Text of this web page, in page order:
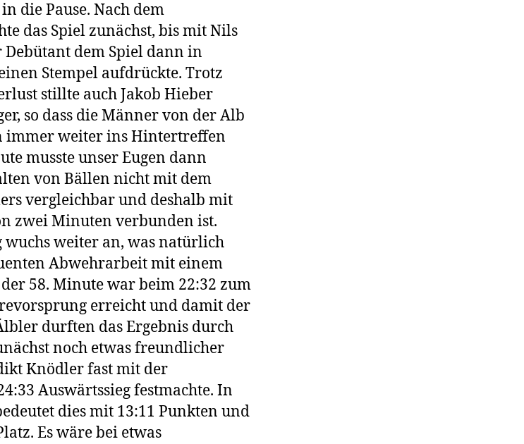
die Pause. Nach dem
das Spiel zunächst, bis mit Nils
dem Spiel dann in
Stempel aufdrückte. Trotz
stillte auch Jakob Hieber
so dass die Männer von der Alb
immer weiter ins Hintertreffen
musste unser Eugen dann
von Bällen nicht mit dem
vergleichbar und deshalb mit
zwei Minuten verbunden ist.
wuchs weiter an, was natürlich
Abwehrarbeit mit einem
58. Minute war beim 22:32 zum
erreicht und damit der
durften das Ergebnis durch
noch etwas freundlicher
Knödler fast mit der
Auswärtssieg festmachte. In
dies mit 13:11 Punkten und
Es wäre bei etwas